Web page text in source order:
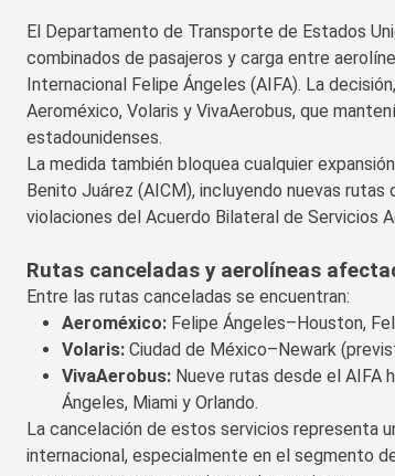
El Departamento de Transporte de Estados
combinados de pasajeros y carga entre
Internacional Felipe Ángeles (AIFA). La
Aeroméxico, Volaris y VivaAerobus, que
estadounidenses.
La medida también bloquea cualquier
Benito Juárez (AICM), incluyendo nuevas
violaciones del Acuerdo Bilateral de Servicios
Rutas canceladas y aerolíneas
Entre las rutas canceladas se encuentran:
Aeroméxico: Felipe Ángeles–Houston,
Volaris: Ciudad de México–Newark
VivaAerobus: Nueve rutas desde el AIFA
Ángeles, Miami y Orlando.
La cancelación de estos servicios representa
internacional, especialmente en el segmento